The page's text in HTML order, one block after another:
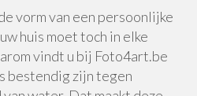
vorm van een persoonlijke
huis moet toch in elke
vindt u bij Foto4art.be
bestendig zijn tegen